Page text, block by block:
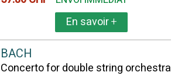
En savoir+
BACH
Concerto for double string orchestra